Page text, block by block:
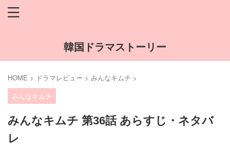
韓国ドラマストーリー
HOME > ドラマレビュー > みんなキムチ >
みんなキムチ
みんなキムチ 第36話 あらすじ・ネタバ
レ